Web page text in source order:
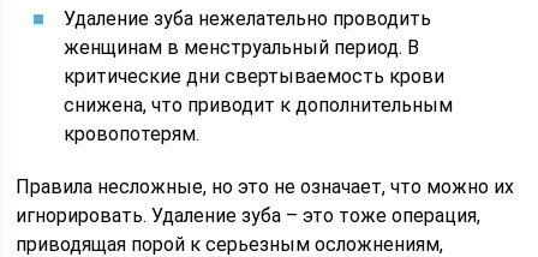
Удаление зуба нежелательно проводить
женщинам в менструальный период. В
критические дни свертываемость крови
снижена, что приводит к дополнительным
кровопотерям.
Правила несложные, но это не означает, что можно их
игнорировать. Удаление зуба – это тоже операция,
приводящая порой к серьезным осложнениям,